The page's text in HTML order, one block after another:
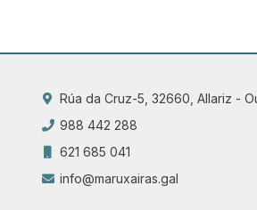
Rúa da Cruz-5, 32660, Allariz -
988 442 288
621 685 041
info@maruxairas.gal